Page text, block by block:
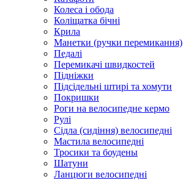
Колеса і обода
Коліщатка бічні
Крила
Манетки (ручки перемикання)
Педалі
Перемикачі швидкостей
Підніжки
Підсідельні штирі та хомути
Покришки
Роги на велосипедне кермо
Рулі
Сідла (сидіння) велосипедні
Мастила велосипедні
Тросики та боудены
Шатуни
Ланцюги велосипедні